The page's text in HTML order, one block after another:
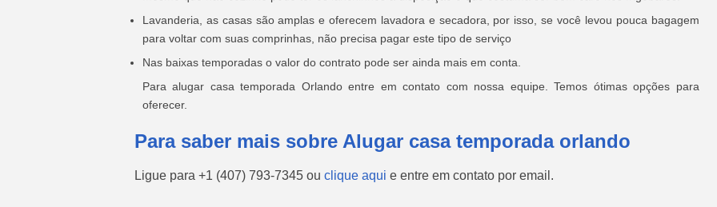
Lavanderia, as casas são amplas e oferecem lavadora e secadora, por isso, se você levou pouca bagagem
para voltar com suas comprinhas, não precisa pagar este tipo de serviço
Nas baixas temporadas o valor do contrato pode ser ainda mais em conta.
Para alugar casa temporada Orlando entre em contato com nossa equipe. Temos ótimas opções para
oferecer.
Para saber mais sobre Alugar casa temporada orlando
Ligue para +1 (407) 793-7345 ou clique aqui e entre em contato por email.